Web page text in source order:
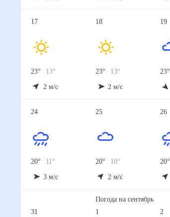
17
23° 13°
2 м/с
18
23° 13°
2 м/с
19
23°
24
20° 11°
3 м/с
25
20° 10°
2 м/с
26
20°
31
Погода насентябрь
1
2